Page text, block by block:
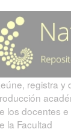
registra y
los docentes
la Facultad